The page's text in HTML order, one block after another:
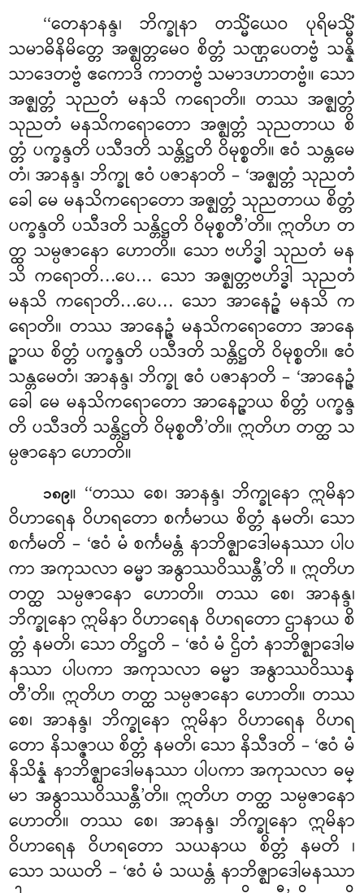
‘‘တေနာနန္ဒ၊ ဘိက္ခုနာ တသ္မိံယေဝ ပုရိမသ္မိံ
သမာဓိနိမိတ္တေ အဇ္ဈတ္တမေဝ စိတ္တံ သဏ္ဌပေတဗ္ဗံ သန္နိ
သာဒေတဗ္ဗံ ဧကောဒိ ကာတဗ္ဗံ သမာဒဟာတဗ္ဗံ။ သော
အဇ္ဈတ္တံ သုညတံ မနသိ ကရောတိ။ တဿ အဇ္ဈတ္တံ
သုညတံ မနသိကရောတော အဇ္ဈတ္တံ သုညတာယ စိ
တ္တံ ပက္ခန္ဒတိ ပသီဒတိ သန္တိဋ္ဌတိ ဝိမုစ္စတိ။ ဧဝံ သန္တမေ
တံ၊ အာနန္ဒ၊ ဘိက္ခု ဧဝံ ပဇာနာတိ – ‘အဇ္ဈတ္တံ သုညတံ
ခေါ မေ မနသိကရောတော အဇ္ဈတ္တံ သုညတာယ စိတ္တံ
ပက္ခန္ဒတိ ပသီဒတိ သန္တိဋ္ဌတိ ဝိမုစ္စတီ’တိ။ ဣတိဟ တ
တ္ထ သမ္ပဇာနော ဟောတိ။ သော ဗဟိဒ္ဓါ သုညတံ မန
သိ ကရောတိ…ပေ… သော အဇ္ဈတ္တဗဟိဒ္ဓါ သုညတံ
မနသိ ကရောတိ…ပေ… သော အာနေဉ္ဇံ မနသိ က
ရောတိ။ တဿ အာနေဉ္ဇံ မနသိကရောတော အာနေ
ဉ္ဇာယ စိတ္တံ ပက္ခန္ဒတိ ပသီဒတိ သန္တိဋ္ဌတိ ဝိမုစ္စတိ။ ဧဝံ
သန္တမေတံ၊ အာနန္ဒ၊ ဘိက္ခု ဧဝံ ပဇာနာတိ – ‘အာနေဉ္ဇံ
ခေါ မေ မနသိကရောတော အာနေဉ္ဇာယ စိတ္တံ ပက္ခန္ဒ
တိ ပသီဒတိ သန္တိဋ္ဌတိ ဝိမုစ္စတီ’တိ။ ဣတိဟ တတ္ထ သ
မ္ပဇာနော ဟောတိ။
၁၈၉။ ‘‘တဿ စေ၊ အာနန္ဒ၊ ဘိက္ခုနော ဣမိနာ
ဝိဟာရေန ဝိဟရတော စင်္ကမာယ စိတ္တံ နမတိ၊ သော
စင်္ကမတိ – ‘ဧဝံ မံ စင်္ကမန္တံ နာဘိဇ္ဈာဒေါမနဿာ ပါပ
ကာ အကုသလာ ဓမ္မာ အနွာဿဝိဿန္တီ’တိ ။ ဣတိဟ
တတ္ထ သမ္ပဇာနော ဟောတိ။ တဿ စေ၊ အာနန္ဒ၊
ဘိက္ခုနော ဣမိနာ ဝိဟာရေန ဝိဟရတော ဌာနာယ စိ
တ္တံ နမတိ၊ သော တိဋ္ဌတိ – ‘ဧဝံ မံ ဌိတံ နာဘိဇ္ဈာဒေါမ
နဿာ ပါပကာ အကုသလာ ဓမ္မာ အနွာဿဝိဿန္
တီ’တိ။ ဣတိဟ တတ္ထ သမ္ပဇာနော ဟောတိ။ တဿ
စေ၊ အာနန္ဒ၊ ဘိက္ခုနော ဣမိနာ ဝိဟာရေန ဝိဟရ
တော နိသဇ္ဇာယ စိတ္တံ နမတိ၊ သော နိသီဒတိ – ‘ဧဝံ မံ
နိသိန္နံ နာဘိဇ္ဈာဒေါမနဿာ ပါပကာ အကုသလာ ဓမ္
မာ အနွာဿဝိဿန္တီ’တိ။ ဣတိဟ တတ္ထ သမ္ပဇာနော
ဟောတိ။ တဿ စေ၊ အာနန္ဒ၊ ဘိက္ခုနော ဣမိနာ
ဝိဟာရေန ဝိဟရတော သယနာယ စိတ္တံ နမတိ ၊
သော သယတိ – ‘ဧဝံ မံ သယန္တံ နာဘိဇ္ဈာဒေါမနဿာ